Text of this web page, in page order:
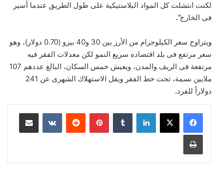
لكنت انتشلت كل المواد البلاستيكية على طول الطريق عندما أسير
فى الخارج“.
ويتراوح سعر الكيلوجرام من الأرز بين 30 و40 بيزو (0.70 دولار)، وهو
سعر مرتفع فى بلد اقتصاده سريع النمو لكن معدلات الفقر فيه
مرتفعة فى الريف والمدن، ويعيش خمس السكان، البالغ عددهم 107
ملايين نسمة، تحت خط الفقر ويقل الاستهلاك الشهرى عن 241
دولاراً للفرد.
لينكدإن بينتيريست مشاركة عبر البريد
طباعة